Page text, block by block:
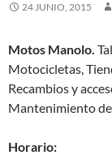
24 JUNIO, 2015
Motos Manolo.
Motocicletas,
Recambios y
Mantenimiento
Horario: